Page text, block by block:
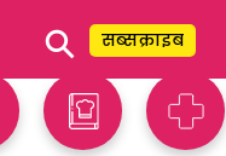
⚲ सब्सक्राइब